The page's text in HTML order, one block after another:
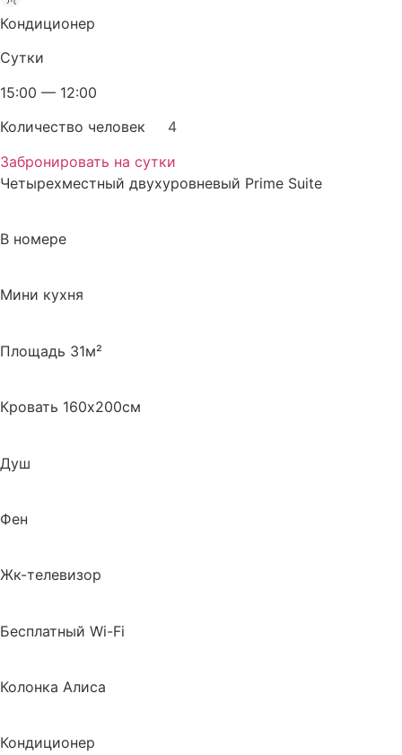
Кондиционер
Сутки
15:00 — 12:00
Количество человек 4
Забронировать на сутки
Четырехместный двухуровневый Prime Suite
В номере
Мини кухня
Площадь 31м²
Кровать 160х200см
Душ
Фен
Жк-телевизор
Бесплатный Wi-Fi
Колонка Алиса
Кондиционер